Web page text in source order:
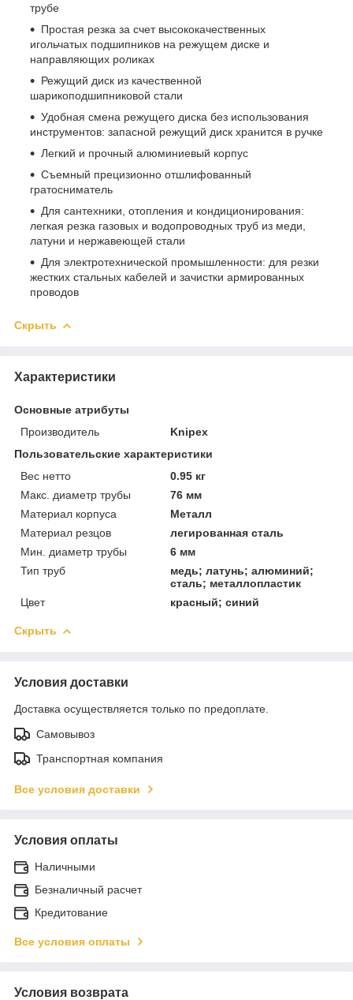
трубе
Простая резка за счет высококачественных
игольчатых подшипников на режущем диске и
направляющих роликах
Режущий диск из качественной
шарикоподшипниковой стали
Удобная смена режущего диска без использования
инструментов: запасной режущий диск хранится в ручке
Легкий и прочный алюминиевый корпус
Съемный прецизионно отшлифованный
гратосниматель
Для сантехники, отопления и кондиционирования:
легкая резка газовых и водопроводных труб из меди,
латуни и нержавеющей стали
Для электротехнической промышленности: для резки
жестких стальных кабелей и зачистки армированных
проводов
Скрыть
Характеристики
Основные атрибуты
Производитель
Knipex
Пользовательские характеристики
Вес нетто
0.95 кг
Макс. диаметр трубы
76 мм
Материал корпуса
Металл
Материал резцов
легированная сталь
Мин. диаметр трубы
6 мм
Тип труб
медь; латунь; алюминий;
сталь; металлопластик
Цвет
красный; синий
Скрыть
Условия доставки
Доставка осуществляется только по предоплате.
Самовывоз
Транспортная компания
Все условия доставки
Условия оплаты
Наличными
Безналичный расчет
Кредитование
Все условия оплаты
Условия возврата